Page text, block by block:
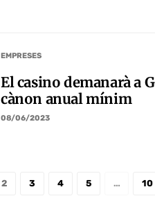
EMPRESES
El casino demanarà a
cànon anual mínim
08/06/2023
2 3 4 5 … 10